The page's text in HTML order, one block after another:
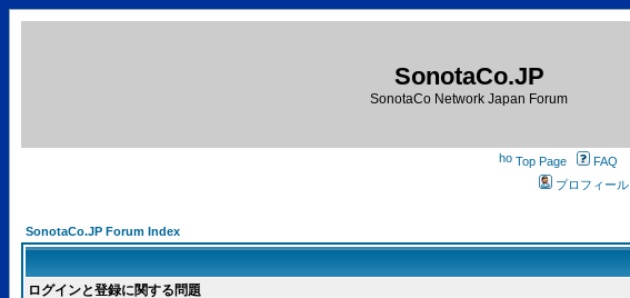
SonotaCo.JP
SonotaCo Network Japan Forum
Top Page FAQ
プロフィール
SonotaCo.JP Forum Index
ログインと登録に関する問題